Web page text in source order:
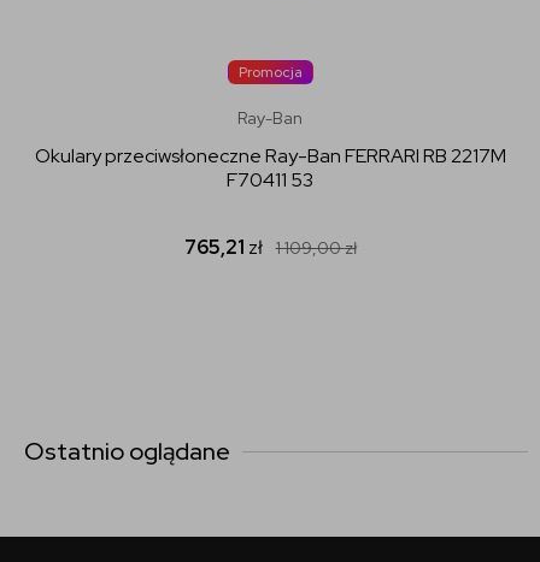
Promocja
Ray-Ban
Okulary przeciwsłoneczne Ray-Ban FERRARI RB 2217M
F70411 53
765,21 zł 1 109,00zł
Ostatnio oglądane